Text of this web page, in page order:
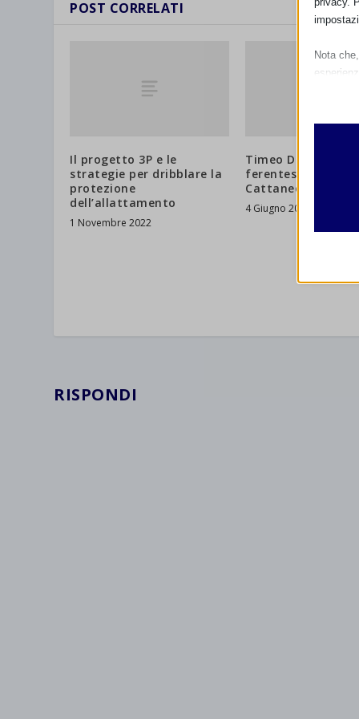
POST CORRELATI
Il progetto 3P e le
strategie per dribblare la
protezione
dell’allattamento
1 Novembre 2022
Timeo Danone et
ferentes di Adriano
Cattaneo
4 Giugno 2009
RISPONDI
Nota
I
Altri